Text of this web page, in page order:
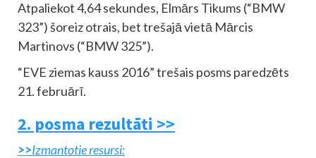
Atpaliekot 4,64 sekundes, Elmārs Tikums (“BMW
323”) šoreiz otrais, bet trešajā vietā Mārcis
Martinovs (“BMW 325”).
“EVE ziemas kauss 2016” trešais posms paredzēts
21. februārī.
2. posma rezultāti >>
>>Izmantotie resursi: